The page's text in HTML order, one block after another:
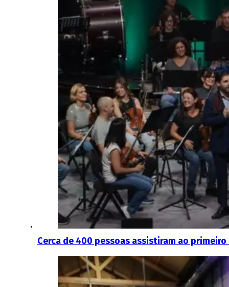
Cerca de 400 pessoas assistiram ao